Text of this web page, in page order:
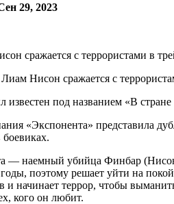
29, 2023
сражается с террористами в
известен под названием «В
«Экспонента» представила
— наемный убийца Финбар
поэтому решает уйти на
и начинает террор, чтобы
кого он любит.